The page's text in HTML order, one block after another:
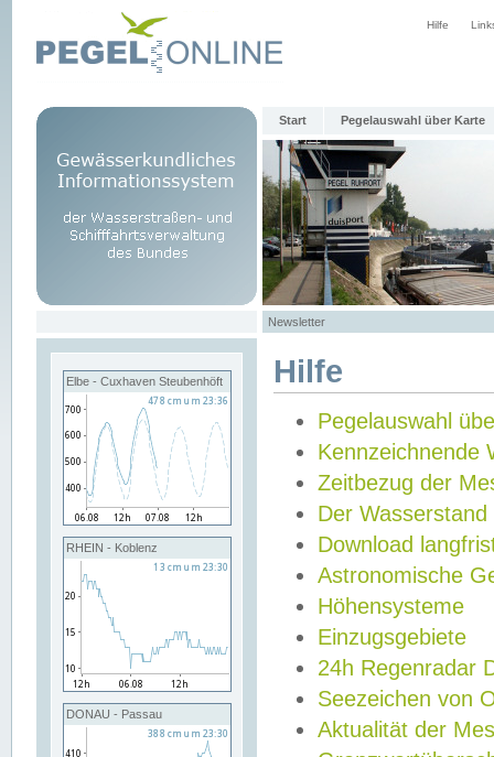
Hilfe
Start Pegelauswahl über Karte
Newsletter
Elbe - Cuxhaven Steubenhöft
RHEIN - Koblenz
DONAU - Passau
Hilfe
Pegelauswahl
Kennzeichnende
Zeitbezug der
Der Wasserstand
Download
Astronomische
Höhensysteme
Einzugsgebiete
24h Regenradar
Seezeichen von
Aktualität der